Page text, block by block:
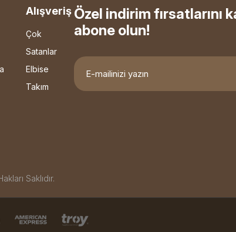
Alışveriş
Çok
Satanlar
Elbise
Takım
Özel indirim fırsatlarını
abone olun!
Saklıdır.